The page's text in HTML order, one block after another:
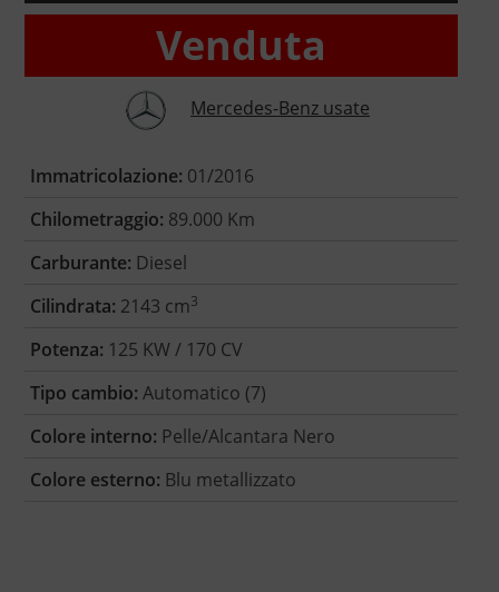
Venduta
Mercedes-Benz usate
Immatricolazione: 01/2016
Chilometraggio: 89.000 Km
Carburante: Diesel
Cilindrata: 2143 cm3
Potenza: 125 KW / 170 CV
Tipo cambio: Automatico (7)
Colore interno: Pelle/Alcantara Nero
Colore esterno: Blu metallizzato